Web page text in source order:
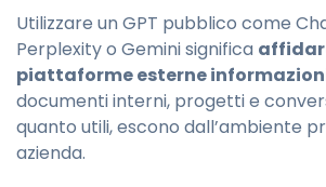
Utilizzare un GPT pubblico come
Perplexity o Gemini significa
piattaforme esterne
documenti interni, progetti e
quanto utili, escono dall’ambiente
azienda.